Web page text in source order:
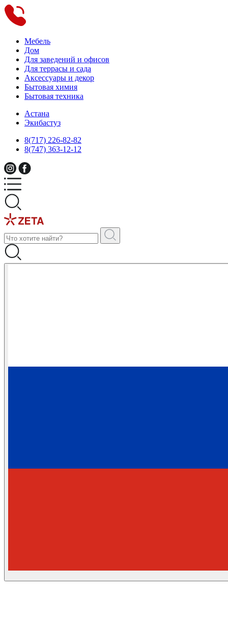
Мебель
Дом
Для заведений и офисов
Для террасы и сада
Аксессуары и декор
Бытовая химия
Бытовая техника
Астана
Экибастуз
8(717) 226-82-82
8(747) 363-12-12